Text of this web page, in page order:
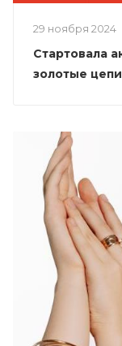
29 ноября 2024
Стартовала
золотые